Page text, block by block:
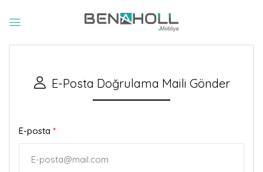
E-Posta Doğrulama Maili Gönder
E-posta *